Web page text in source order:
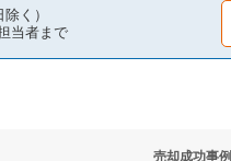
覧
覧く）
当者まで
売却成功事